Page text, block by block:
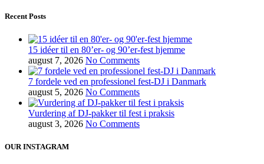
Recent Posts
15 idéer til en 80’er- og 90’er-fest hjemme
august 7, 2026 No Comments
7 fordele ved en professionel fest-DJ i Danmark
august 5, 2026 No Comments
Vurdering af DJ-pakker til fest i praksis
august 3, 2026 No Comments
OUR INSTAGRAM